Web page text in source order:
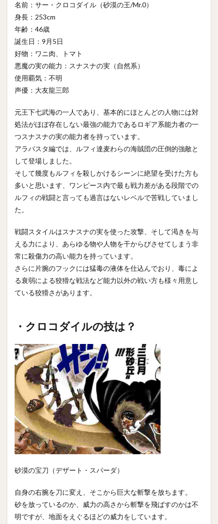
名前：サー・クロコダイル（砂漠の王/Mr.0）
身長：253cm
年齢：46歳
誕生日：9月5日
好物：ワニ肉、トマト
悪魔の実の能力：スナスナの実（自然系）
使用覇気：不明
声優：大友龍三郎
元王下七武海の一人であり、基本的にほとんどの人物には対
処法がほぼ存在しない最強の能力であるロギア系能力者の一
つスナスナの実の能力者を持っています。
アラバスタ編では、ルフィ達麦わらの海賊団の圧倒的強敵と
して登場しました。
そして幾度もルフィを殺しかけるシーンに絶望を受けた方も
多いと思います、ワンピース内で最も戦力差がある段階での
ルフィの戦闘と言っても過言はないレベルで苦戦していまし
た。
戦闘スタイルはスナスナの実を使った攻撃、そして渇きを与
える力により、あらゆる物や人物を干からびさせてしまう非
常に殺傷力の高い能力を持っています。
さらに片腕のフックには猛毒の液体を仕込んでおり、毒によ
る衰弱による狡猾な戦法など能力以外の戦い方も様々用意し
ている狡猾さがあります。
・クロコダイルの技は？
砂漠の宝刀（デザート・スパーダ）
自身の右腕を刀に変え、そこから巨大な斬撃を放ちます。
砂を放っているのか、威力の高さから斬撃を飛ばすのかは不
明ですが、地面をえぐるほどの威力をしています。